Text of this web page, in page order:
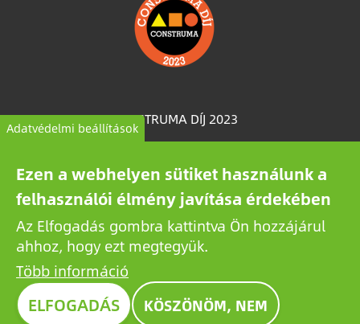
CONSTRUMA DÍJ 2023
a kiállított termékek közül a legkiválóbbakat,
példaként állítva a szektor valamennyi szereplője
számára. 2023-ben a Growatt úttörő napelem-
akkumulátora is kiérdemelte az elismerő Construma
Adatvédelmi beállítások
Ezen a webhelyen sütiket használunk a
felhasználói élmény javítása érdekében
Az Elfogadás gombra kattintva Ön hozzájárul
ahhoz, hogy ezt megtegyük.
Több információ
ELFOGADÁS KÖSZÖNÖM, NEM